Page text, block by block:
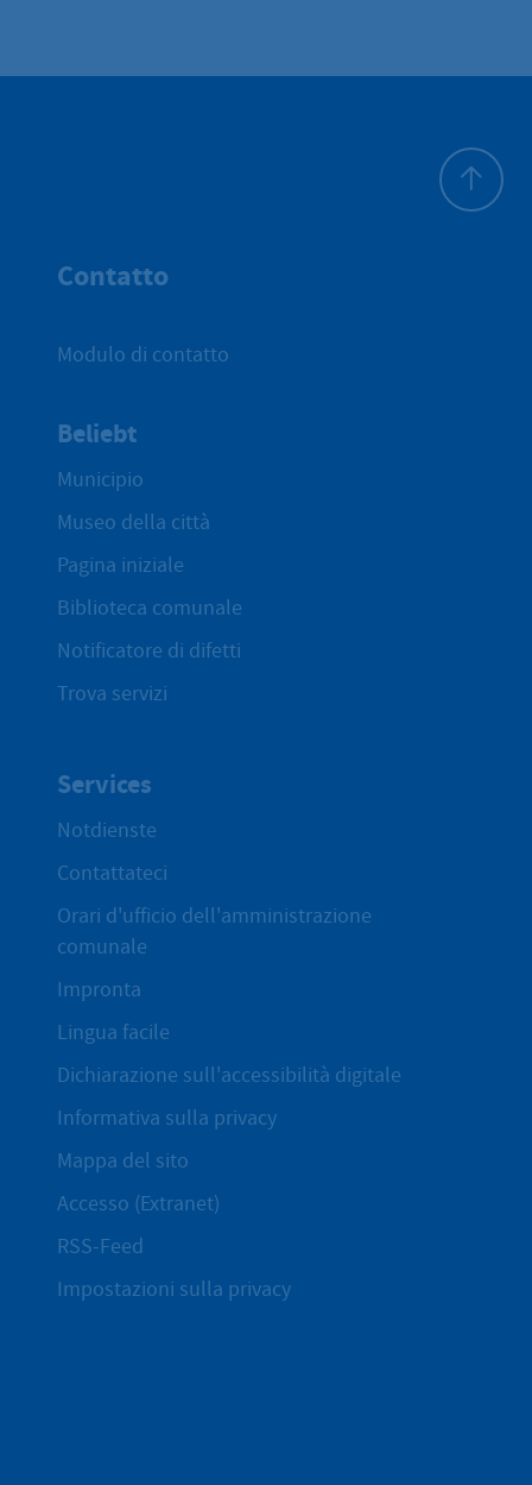
Contatto
Modulo di contatto
Beliebt
Municipio
Museo della città
Pagina iniziale
Biblioteca comunale
Notificatore di difetti
Trova servizi
Services
Notdienste
Contattateci
Orari d'ufficio dell'amministrazione
comunale
Impronta
Lingua facile
Dichiarazione sull'accessibilità digitale
Informativa sulla privacy
Mappa del sito
Accesso (Extranet)
RSS-Feed
Impostazioni sulla privacy